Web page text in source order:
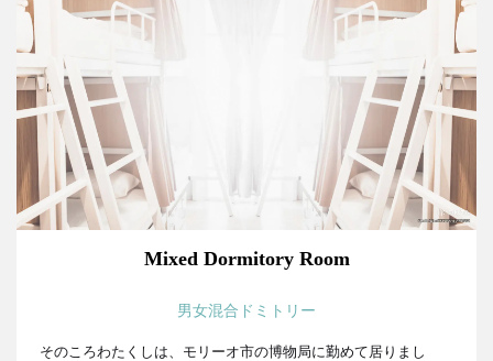
Mixed Dormitory Room
男女混合ドミトリー
そのころわたくしは、モリーオ市の博物局に勤めて居りまし